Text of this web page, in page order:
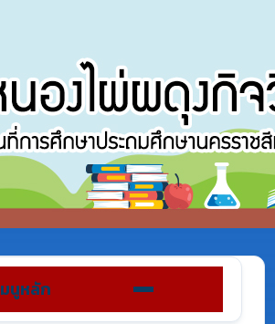
มนูหลัก